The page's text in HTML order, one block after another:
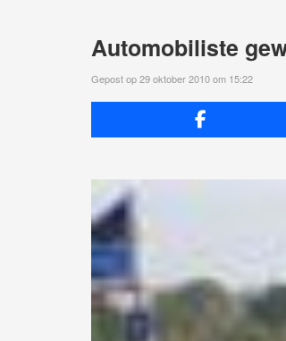
Automobiliste
Gepost op 29 oktober 2010 om 15:22